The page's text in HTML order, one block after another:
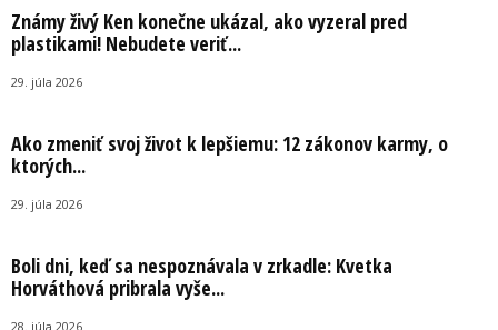
Známy živý Ken konečne ukázal, ako vyzeral pred
plastikami! Nebudete veriť...
29. júla 2026
Ako zmeniť svoj život k lepšiemu: 12 zákonov karmy, o
ktorých...
29. júla 2026
Boli dni, keď sa nespoznávala v zrkadle: Kvetka
Horváthová pribrala vyše...
28. júla 2026